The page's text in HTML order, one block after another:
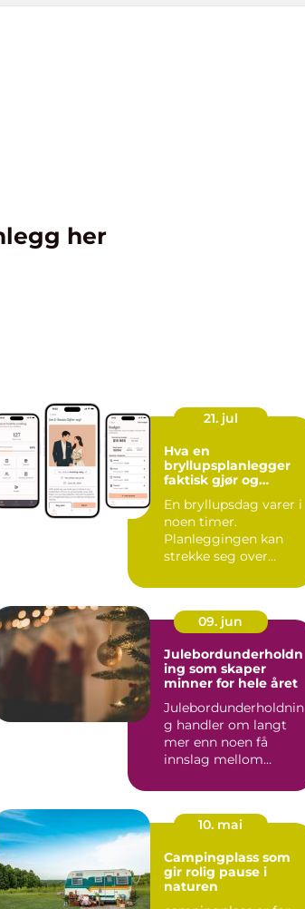
her
21. jul
Hva en
bryllupsplanlegger
faktisk gjør og
digitale løsninger
En bryllupsdag varer i
noen timer.
Planleggingen kan
strekke seg over
Mange brud...
09. jun
Julebordunderholdn
ing som skaper
minner for hele året
Julebordunderholdnin
g handler om langt
mer enn noen få
innslag mellom
g...
10. mai
Campingplass som
gir rolig pause i
naturen